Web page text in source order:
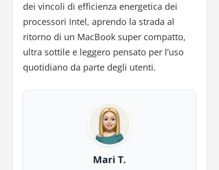
dei vincoli di efficienza energetica dei
processori Intel, aprendo la strada al
ritorno di un MacBook super compatto,
ultra sottile e leggero pensato per l’uso
quotidiano da parte degli utenti.
Mari T.